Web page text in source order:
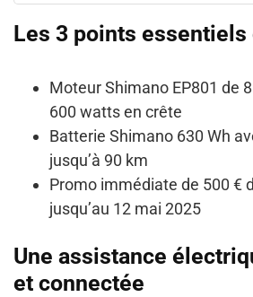
Les 3 points essentiels
Moteur Shimano EP801 de
600 watts en crête
Batterie Shimano 630 Wh
jusqu’à 90 km
Promo immédiate de 500 €
jusqu’au 12 mai 2025
Une assistance
et connectée